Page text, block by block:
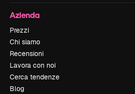
Azienda
Prezzi
Chi siamo
Recensioni
Lavora con noi
Cerca tendenze
Blog